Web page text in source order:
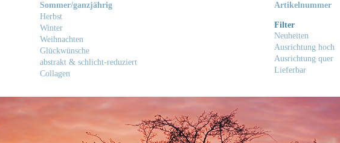
Sommer/ganzjährig
Herbst
Winter
Weihnachten
Glückwünsche
abstrakt & schlicht-reduziert
Collagen
Artikelnummer
Filter
Neuheiten
Ausrichtung hoch
Ausrichtung quer
Lieferbar